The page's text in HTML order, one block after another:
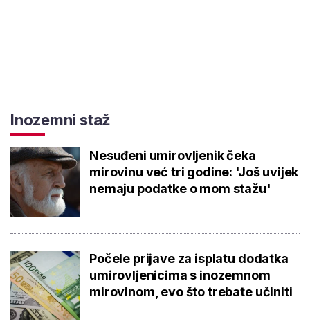
Inozemni staž
Nesuđeni umirovljenik čeka
mirovinu već tri godine: 'Još uvijek
nemaju podatke o mom stažu'
Počele prijave za isplatu dodatka
umirovljenicima s inozemnom
mirovinom, evo što trebate učiniti